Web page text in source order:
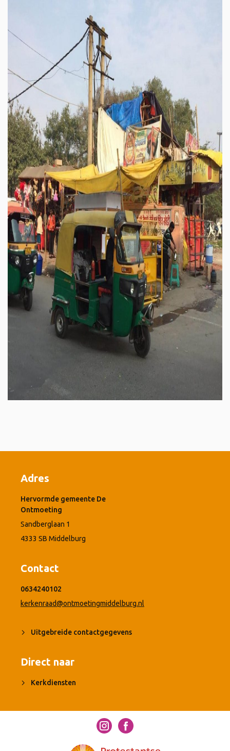
Adres
Hervormde gemeente De
Ontmoeting
Sandberglaan 1
4333 SB Middelburg
Contact
0634240102
kerkenraad@ontmoetingmiddelburg.nl
Uitgebreide contactgegevens
Direct naar
Kerkdiensten